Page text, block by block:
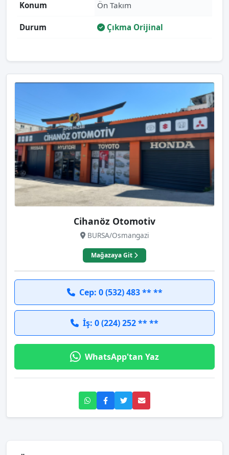
Konum Ön Takım
Durum Çıkma Orijinal
Cihanöz Otomotiv
BURSA/Osmangazi
Mağazaya Git
Cep: 0 (532) 483 ** **
İş: 0 (224) 252 ** **
WhatsApp'tan Yaz